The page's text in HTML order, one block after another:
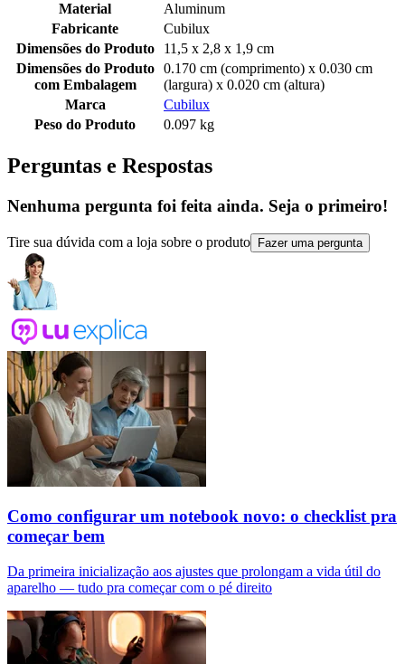
Material
Aluminum
Fabricante
Cubilux
Dimensões do Produto
11,5 x 2,8 x 1,9 cm
Dimensões do Produto
com Embalagem
0.170 cm (comprimento) x 0.030 cm
(largura) x 0.020 cm (altura)
Marca
Cubilux
Peso do Produto
0.097 kg
Perguntas e Respostas
Nenhuma pergunta foi feita ainda. Seja o primeiro!
Tire sua dúvida com a loja sobre o produto Fazer uma pergunta
Como configurar um notebook novo: o checklist pra
começar bem
Da primeira inicialização aos ajustes que prolongam a vida útil do
aparelho — tudo pra começar com o pé direito